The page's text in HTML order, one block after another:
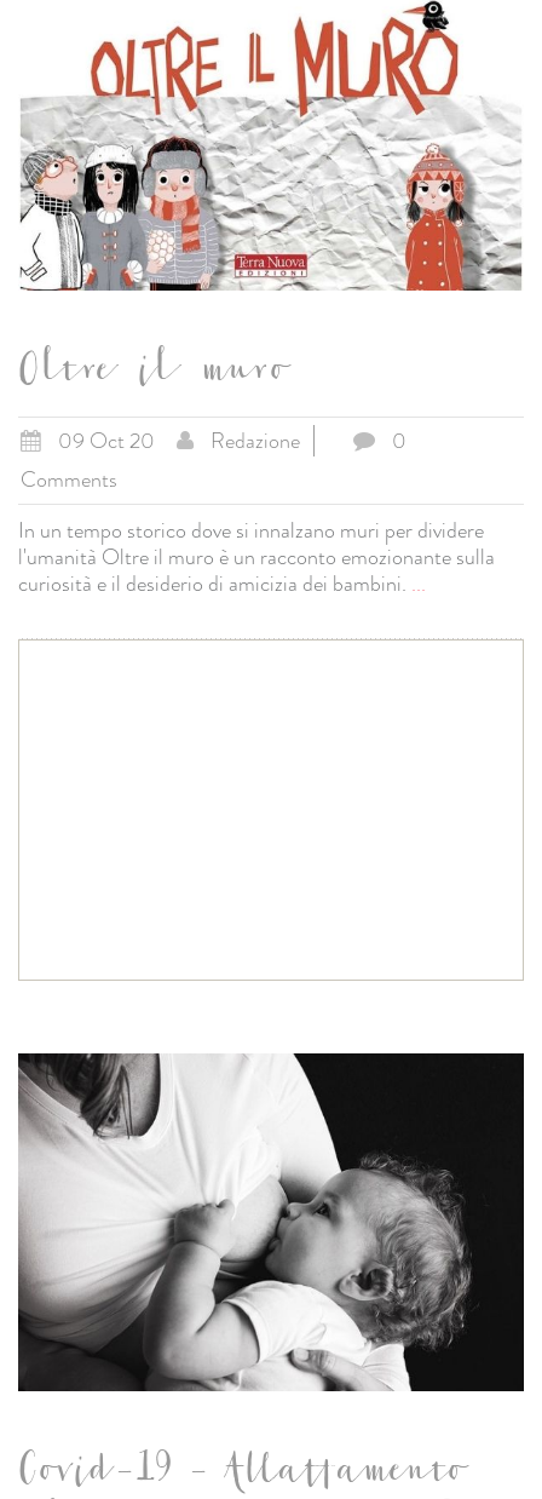
Oltre il muro
09 Oct 20 Redazione
0
Comments
In un tempo storico dove si innalzano muri per dividere
l'umanità Oltre il muro è un racconto emozionante sulla
curiosità e il desiderio di amicizia dei bambini. ...
Covid-19 - Allattamento